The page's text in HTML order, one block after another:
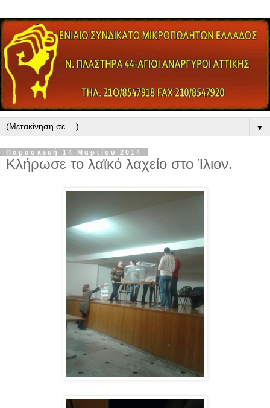
▼
Παρασκευή 14 Μαρτίου 2014
Κλήρωσε το λαϊκό λαχείο στο Ίλιον.